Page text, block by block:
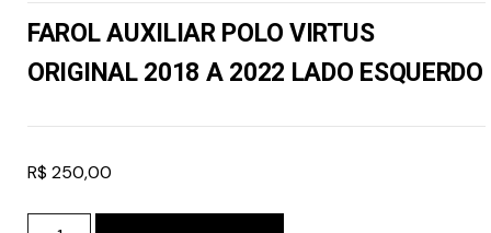
FAROL AUXILIAR POLO VIRTUS
ORIGINAL 2018 A 2022 LADO ESQUERDO
R$ 250,00